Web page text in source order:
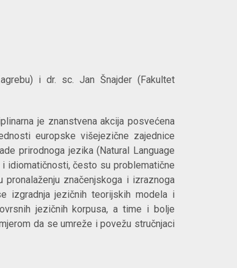
i dr. sc. Jan Šnajder (Fakultet
je znanstvena akcija posvećena
europske višejezične zajednice
prirodnoga jezika (Natural Language
idiomatičnosti, često su problematične
značenjskoga i izraznoga
izgradnja jezičnih teorijskih modela i
jezičnih korpusa, a time i bolje
da se umreže i povežu stručnjaci